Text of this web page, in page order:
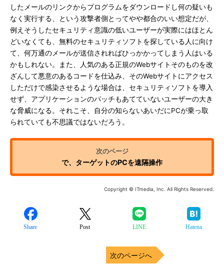
したメールのリンクからプログラムをダウンロードし何の疑いも
なく実行する、という攻撃者側とってやや都合のいい想定だが、
例えそうしたセキュリティ意識の低いユーザーが実際にはほとん
どいなくても、無料のセキュリティソフトを探している人に向け
て、何万通のメールが送信されればひっかかってしまう人はいる
かもしれない。また、人気のある正規のWebサイトそのものを改
ざんして悪意のあるコードを仕込み、そのWebサイトにアクセス
しただけで感染させるような場合は、セキュリティソフトを導入
せず、アプリケーションのパッチもあてていないユーザーの大き
な脅威になる。それこそ、自分の知らないあいだにPCが乗っ取
られていても不思議ではないだろう。
で、ターゲットのPCを遠隔操作
Copyright © ITmedia, Inc. All Rights Reserved.
Share Post LINE Hatena
次のページへ